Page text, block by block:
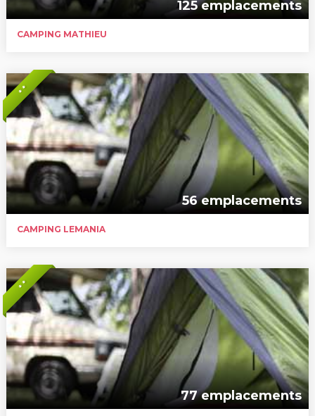
125 emplacements
CAMPING MATHIEU
* *
56 emplacements
CAMPING LEMANIA
* *
77 emplacements